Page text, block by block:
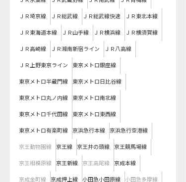
ＪＲ埼京線 ＪＲ総武線 ＪＲ総武線快速 ＪＲ東北本線
ＪＲ東海道本線 ＪＲ山手線 ＪＲ横浜線 ＪＲ横須賀線
ＪＲ高崎線 ＪＲ湘南新宿ライン ＪＲ八高線
ＪＲ上野東京ライン 東京メトロ銀座線
東京メトロ半蔵門線 東京メトロ日比谷線
東京メトロ丸ノ内線 東京メトロ南北線
東京メトロ千代田線 東京メトロ東西線
東京メトロ有楽町線 京浜急行本線 京浜急行空港線
京王動物園線 京王線 京王井の頭線 京王競馬場線
京王相模原線 京王新線 京王高尾線 京成本線
京成金町線 京成押上線 小田急小田原線 小田急多摩線